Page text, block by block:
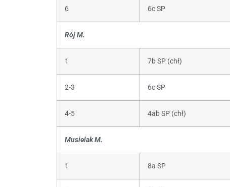
6 6c SP
Rój M.
1 7b SP (chł)
2-3 6c SP
4-5 4ab SP (chł)
Musielak M.
1 8a SP